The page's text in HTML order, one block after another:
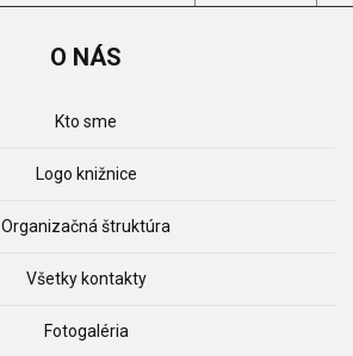
O NÁS
Kto sme
Logo knižnice
Organizačná štruktúra
Všetky kontakty
Fotogaléria